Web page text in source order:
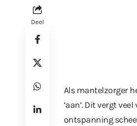
Deel
Als mantelzorger
‘aan’. Dit vergt
ontspanning